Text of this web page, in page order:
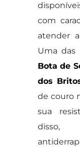
com
atender
Uma das
Bota de
dos
de couro
sua
disso,